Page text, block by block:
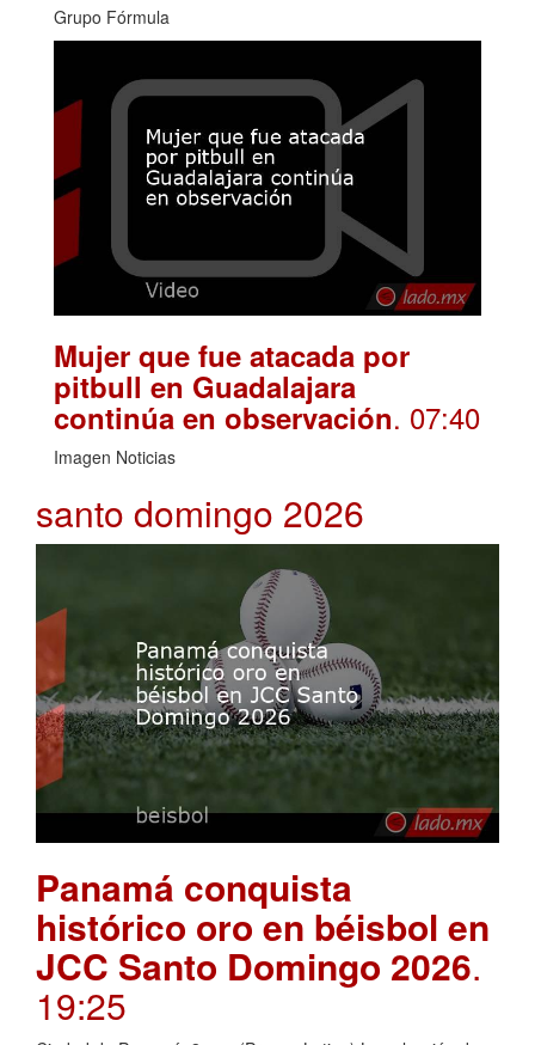
Grupo Fórmula
Mujer que fue atacada por
pitbull en Guadalajara
continúa en observación. 07:40
Imagen Noticias
santo domingo 2026
Panamá conquista
histórico oro en béisbol en
JCC Santo Domingo 2026.
19:25